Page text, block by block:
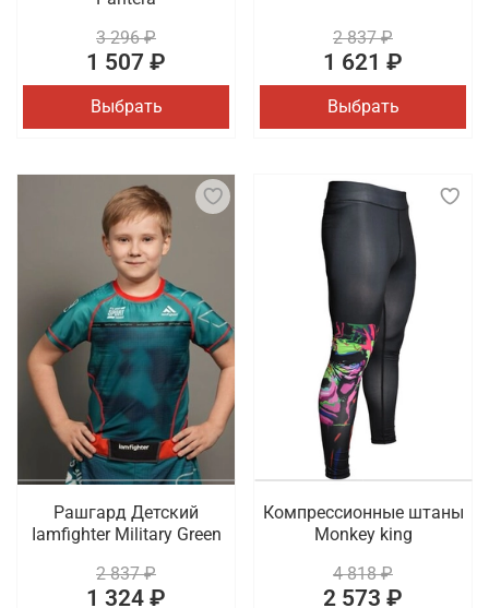
3 296 ₽
1 507 ₽
Выбрать
2 837 ₽
1 621 ₽
Выбрать
Рашгард Детский
Iamfighter Military Green
2 837 ₽
1 324 ₽
Компрессионные штаны
Monkey king
4 818 ₽
2 573 ₽